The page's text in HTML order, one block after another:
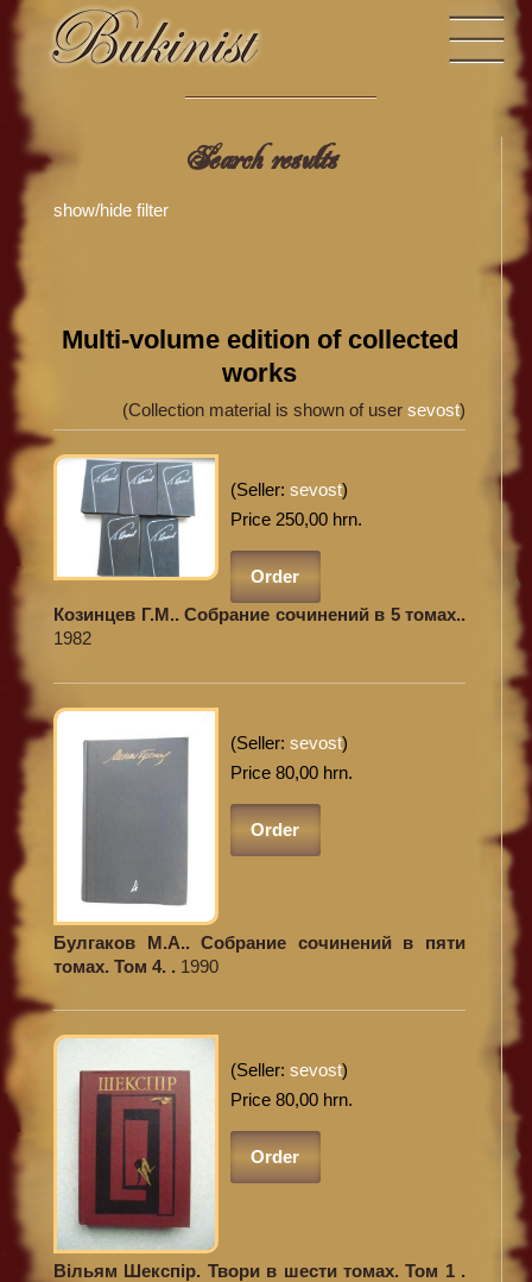
Search results
show/hide filter
Multi-volume edition of collected
works
(Collection material is shown of user sevost)
(Seller: sevost)
Price 250,00 hrn.
Order
Козинцев Г.М.. Собрание сочинений в 5 томах..
1982
(Seller: sevost)
Price 80,00 hrn.
Order
Булгаков М.А.. Собрание сочинений в пяти
томах. Том 4. . 1990
(Seller: sevost)
Price 80,00 hrn.
Order
Вільям Шекспір. Твори в шести томах. Том 1 .